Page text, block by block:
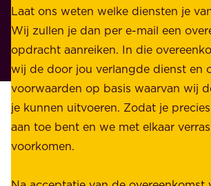
n
p
r
i
v
é
.
i
e
w
i
j
d
r
a
g
Laat ons weten welke diensten je
Wij zullen je dan per e-mail een
opdracht aanreiken. In die
wij de door jou verlangde dienst en
voorwaarden op basis waarvan wij
je kunnen uitvoeren. Zodat je
aan toe bent en we met elkaar
voorkomen.